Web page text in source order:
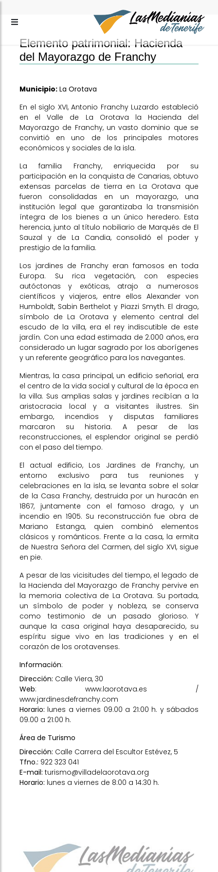
Elemento patrimonial: Hacienda
del Mayorazgo de Franchy
Municipio: La Orotava
En el siglo XVI, Antonio Franchy Luzardo estableció
en el Valle de La Orotava la Hacienda del
Mayorazgo de Franchy, un vasto dominio que se
convirtió en uno de los principales motores
económicos y sociales de la isla.
La familia Franchy, enriquecida por su
participación en la conquista de Canarias, obtuvo
extensas parcelas de tierra en La Orotava que
fueron consolidadas en un mayorazgo, una
institución legal que garantizaba la transmisión
íntegra de los bienes a un único heredero. Esta
herencia, junto al título nobiliario de Marqués de El
Sauzal y de La Candia, consolidó el poder y
prestigio de la familia.
Los jardines de Franchy eran famosos en toda
Europa. Su rica vegetación, con especies
autóctonas y exóticas, atrajo a numerosos
científicos y viajeros, entre ellos Alexander von
Humboldt, Sabin Berthelot y Piazzi Smyth. El drago,
símbolo de La Orotava y elemento central del
escudo de la villa, era el rey indiscutible de este
jardín. Con una edad estimada de 2.000 años, era
considerado un lugar sagrado por los aborígenes
y un referente geográfico para los navegantes.
Mientras, la casa principal, un edificio señorial, era
el centro de la vida social y cultural de la época en
la villa. Sus amplias salas y jardines recibían a la
aristocracia local y a visitantes ilustres. Sin
embargo, incendios y disputas familiares
marcaron su historia. A pesar de las
reconstrucciones, el esplendor original se perdió
con el paso del tiempo.
El actual edificio, Los Jardines de Franchy, un
entorno exclusivo para tus reuniones y
celebraciones en la isla, se levanta sobre el solar
de la Casa Franchy, destruida por un huracán en
1867, juntamente con el famoso drago, y un
incendio en 1905. Su reconstrucción fue obra de
Mariano Estanga, quien combinó elementos
clásicos y románticos. Frente a la casa, la ermita
de Nuestra Señora del Carmen, del siglo XVI, sigue
en pie.
A pesar de las vicisitudes del tiempo, el legado de
la Hacienda del Mayorazgo de Franchy pervive en
la memoria colectiva de La Orotava. Su portada,
un símbolo de poder y nobleza, se conserva
como testimonio de un pasado glorioso. Y
aunque la casa original haya desaparecido, su
espíritu sigue vivo en las tradiciones y en el
corazón de los orotavenses.
Información:
Dirección: Calle Viera, 30
Web: www.laorotava.es /
www.jardinesdefranchy.com
Horario: lunes a viernes 09.00 a 21:00 h. y sábados
09.00 a 21:00 h.
Área de Turismo
Dirección: Calle Carrera del Escultor Estévez, 5
Tfno.: 922 323 041
E-mail: turismo@villadelaorotava.org
Horario: lunes a viernes de 8:00 a 14:30 h.